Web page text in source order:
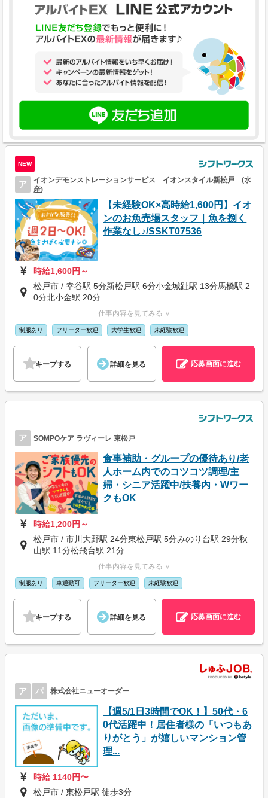
NEW
ア
イオンデモンストレーションサービス イオンスタイル新松戸 (水
産)
【未経験OK×高時給1,600円】イオ
ンのお魚売場スタッフ｜魚を捌く
作業なし♪/SSKT07536
時給1,600円～
松戸市 / 幸谷駅 5分新松戸駅 6分小金城趾駅 13分馬橋駅 2
0分北小金駅 20分
仕事内容を見てみる ∨
制服あり フリーター歓迎 大学生歓迎 未経験歓迎
キープする 詳細を見る 応募画面に進む
ア SOMPOケア ラヴィーレ 東松戸
食事補助・グループの優待あり/老
人ホーム内でのコツコツ調理/主
婦・シニア活躍中/扶養内・Wワー
クもOK
時給1,200円～
松戸市 / 市川大野駅 24分東松戸駅 5分みのり台駅 29分秋
山駅 11分松飛台駅 21分
仕事内容を見てみる ∨
制服あり 車通勤可 フリーター歓迎 未経験歓迎
キープする 詳細を見る 応募画面に進む
ア パ 株式会社ニューオーダー
【週5/1日3時間でOK！】50代・6
0代活躍中！居住者様の「いつもあ
りがとう」が嬉しいマンション管
理...
時給 1140円〜
松戸市 / 東松戸駅 徒歩3分